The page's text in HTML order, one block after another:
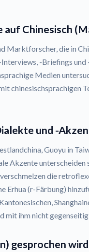
Chinesisch
Marktforscher, die in
-Briefings und
Medien
chinesischsprachigen
und -
Guoyu in
Akzente unterscheiden
die
Erhua (r-Färbung)
mit ihm nicht
gesprochen wird